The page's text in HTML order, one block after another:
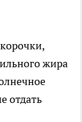
жира
отдать